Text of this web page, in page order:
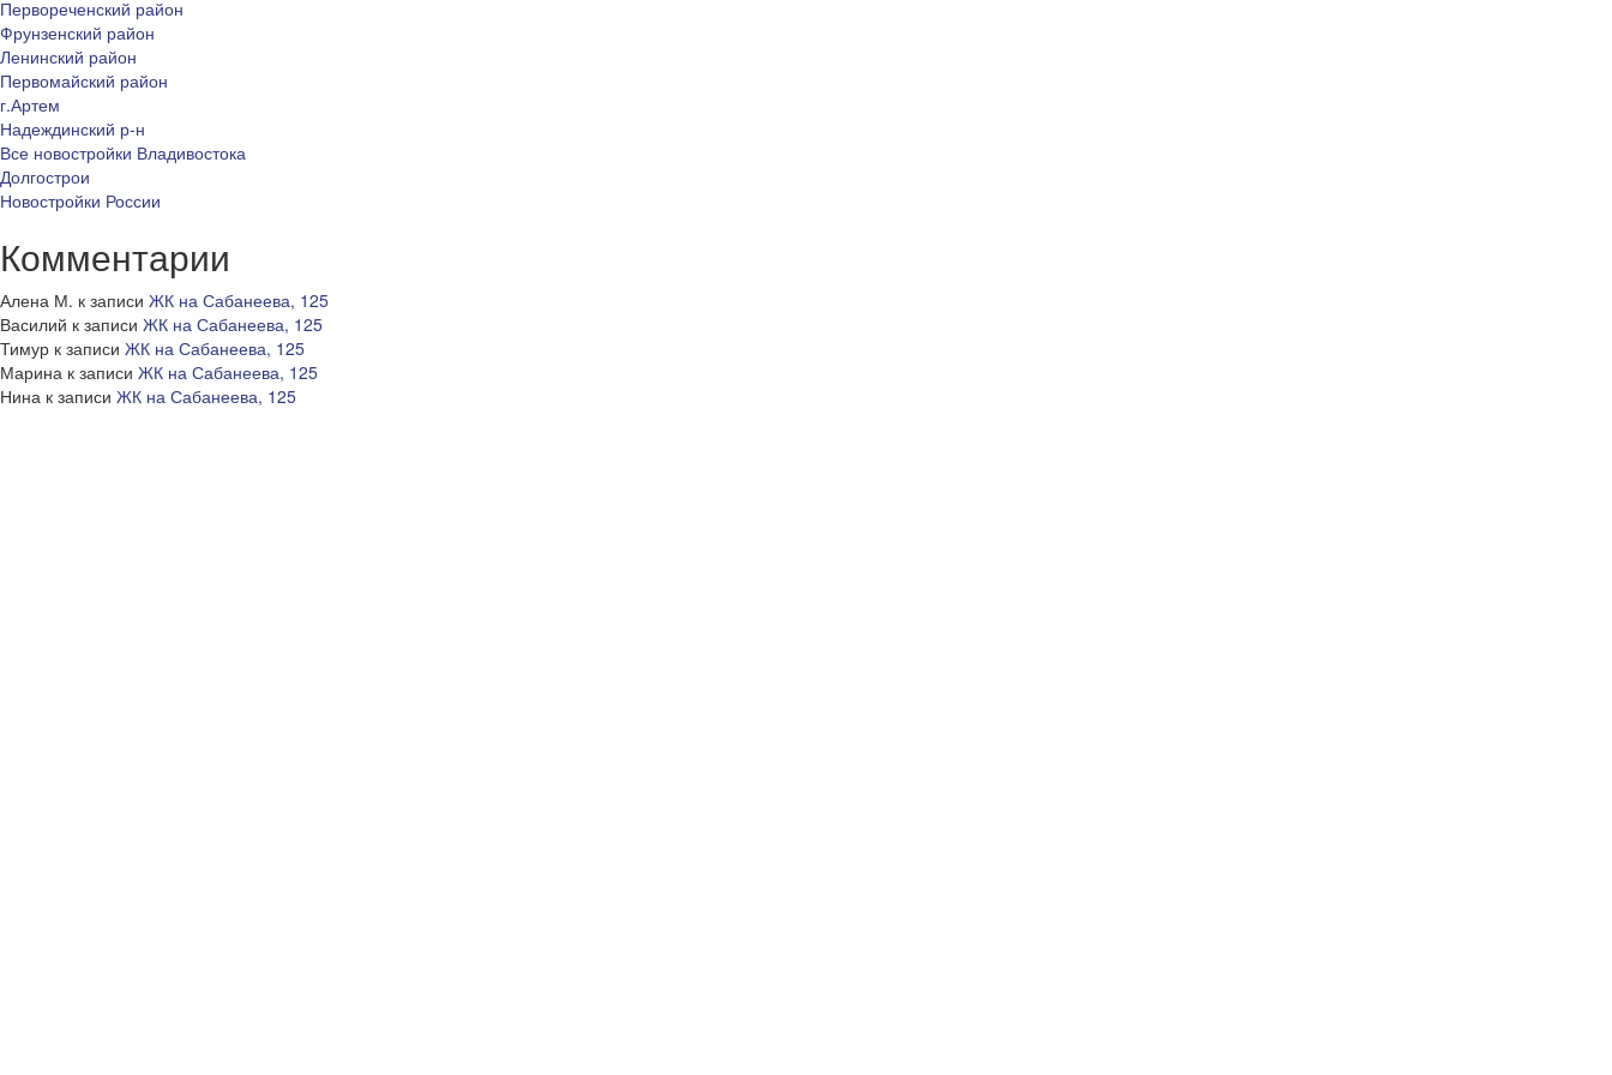
Первореченский район
Фрунзенский район
Ленинский район
Первомайский район
г.Артем
Надеждинский р-н
Все новостройки Владивостока
Долгострои
Новостройки России
Комментарии
Алена М. к записи ЖК на Сабанеева, 125
Василий к записи ЖК на Сабанеева, 125
Тимур к записи ЖК на Сабанеева, 125
Марина к записи ЖК на Сабанеева, 125
Нина к записи ЖК на Сабанеева, 125